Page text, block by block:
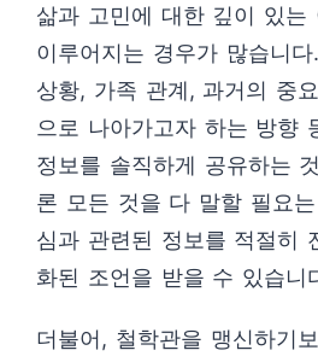
삶과 고민에 대한 깊이 있는
이루어지는 경우가 많습니
상황, 가족 관계, 과거의 중
으로 나아가고자 하는 방향
정보를 솔직하게 공유하는
론 모든 것을 다 말할 필요
심과 관련된 정보를 적절히
화된 조언을 받을 수 있습니
더불어, 철학관을 맹신하기